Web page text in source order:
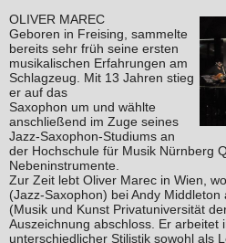
OLIVER MAREC
Geboren in Freising, sammelte
bereits sehr früh seine ersten
musikalischen Erfahrungen am
Schlagzeug. Mit 13 Jahren stieg
er auf das
Saxophon um und wählte
anschließend im Zuge seines
Jazz-Saxophon-Studiums an
der Hochschule für Musik Nürnberg
Nebeninstrumente.
Zur Zeit lebt Oliver Marec in Wien,
(Jazz-Saxophon) bei Andy
(Musik und Kunst Privatuniversität
Auszeichnung abschloss. Er arbeitet
unterschiedlicher Stilistik sowohl als